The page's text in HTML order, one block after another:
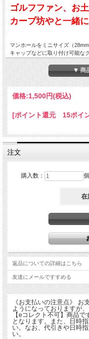
ゴルフファン、お
カープ坊やと一緒
マンホールをミニサイズ（
キャップなどに取り付け可能な
専用のケース入り♪
★プレゼントにぴ
サイズ：マーカー部分Φ28ｍｍ
材 質：鉄、マグネット
《ライセンス》
広島東洋カープ承認済み
広島市下水道局承認済み
▼ 商
価格:1,500円(税込)
[ポイント還元 15ポイ
注文
購入数： 個
在
返品についての詳細はこちら
友達にメールですすめる
《お支払いの注意点》 お
ようになっておりますが
【eコレクト不可】商品
となります。また、日時
い。なお、代引きや日時
い。